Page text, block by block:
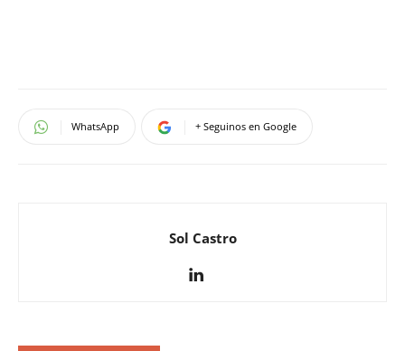
WhatsApp + Seguinos en Google
Sol Castro